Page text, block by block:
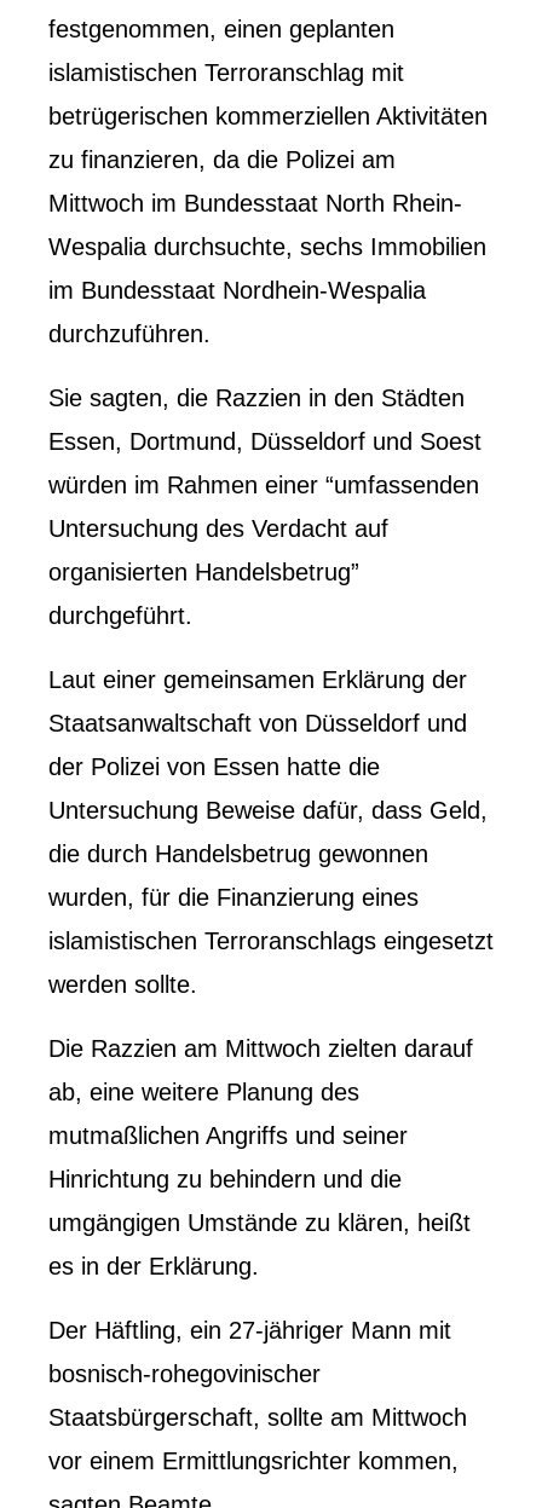
festgenommen, einen geplanten
islamistischen Terroranschlag mit
betrügerischen kommerziellen Aktivitäten
zu finanzieren, da die Polizei am
Mittwoch im Bundesstaat North Rhein-
Wespalia durchsuchte, sechs Immobilien
im Bundesstaat Nordhein-Wespalia
durchzuführen.
Sie sagten, die Razzien in den Städten
Essen, Dortmund, Düsseldorf und Soest
würden im Rahmen einer “umfassenden
Untersuchung des Verdacht auf
organisierten Handelsbetrug”
durchgeführt.
Laut einer gemeinsamen Erklärung der
Staatsanwaltschaft von Düsseldorf und
der Polizei von Essen hatte die
Untersuchung Beweise dafür, dass Geld,
die durch Handelsbetrug gewonnen
wurden, für die Finanzierung eines
islamistischen Terroranschlags eingesetzt
werden sollte.
Die Razzien am Mittwoch zielten darauf
ab, eine weitere Planung des
mutmaßlichen Angriffs und seiner
Hinrichtung zu behindern und die
umgängigen Umstände zu klären, heißt
es in der Erklärung.
Der Häftling, ein 27-jähriger Mann mit
bosnisch-rohegovinischer
Staatsbürgerschaft, sollte am Mittwoch
vor einem Ermittlungsrichter kommen,